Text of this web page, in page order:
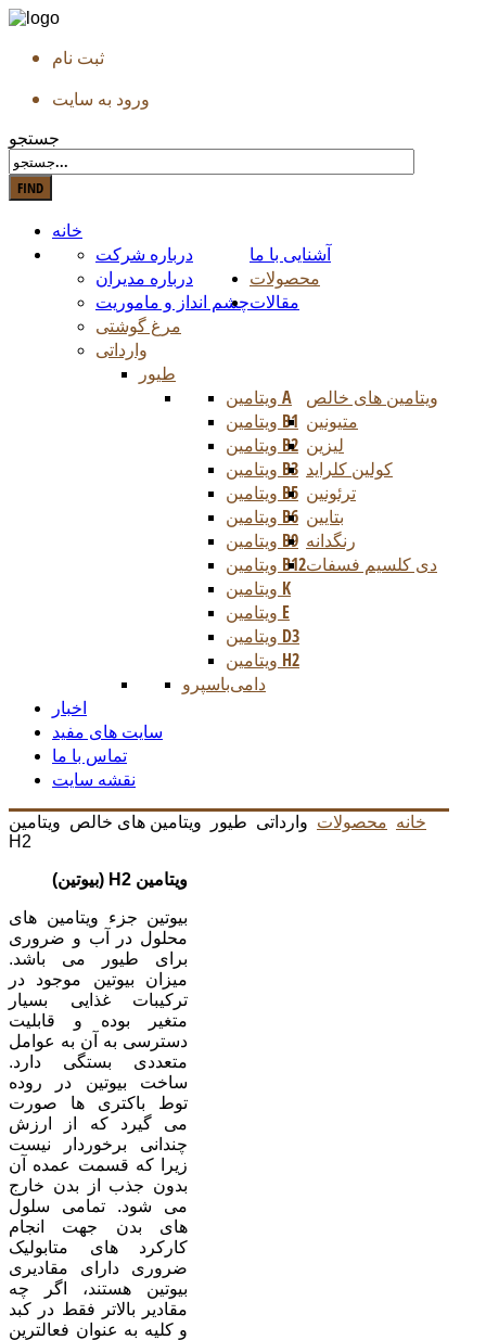
ثبت نام
ورود به سایت
جستجو
خانه
آشنایی با ما
درباره شرکت
درباره مدیران
چشم انداز و ماموریت
محصولات
مرغ گوشتی
وارداتی
طیور
ویتامین های خالص
ویتامین A
ویتامین B1
ویتامین B2
ویتامین B3
ویتامین B5
ویتامین B6
ویتامین B9
ویتامین B12
ویتامین K
ویتامین E
ویتامین D3
ویتامین H2
متیونین
لیزین
کولین کلراید
ترئونین
بتایین
رنگدانه
دی کلسیم فسفات
دامیباسپرو
مقالات
اخبار
سایت های مفید
تماس با ما
نقشه سایت
خانه محصولات وارداتی طیور ویتامین های خالص ویتامین
H2
ویتامین H2 (بیوتین)
بیوتین جزء ویتامین های
محلول در آب و ضروری
برای طیور می باشد.
میزان بیوتین موجود در
ترکیبات غذایی بسیار
متغیر بوده و قابلیت
دسترسی به آن به عوامل
متعددی بستگی دارد.
ساخت بیوتین در روده
توط باکتری ها صورت
می گیرد که از ارزش
چندانی برخوردار نیست
زیرا که قسمت عمده آن
بدون جذب از بدن خارج
می شود. تمامی سلول
های بدن جهت انجام
کارکرد های متابولیک
ضروری دارای مقادیری
بیوتین هستند، اگر چه
مقادیر بالاتر فقط در کبد
و کلیه به عنوان فعالترین